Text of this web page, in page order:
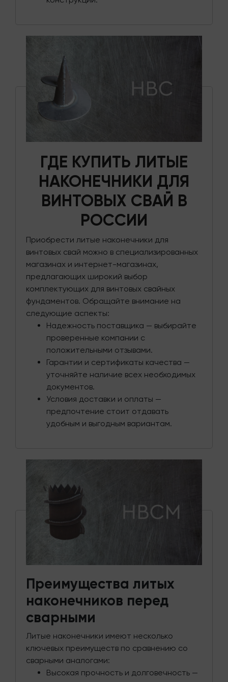
ГДЕ КУПИТЬ ЛИТЫЕ
НАКОНЕЧНИКИ ДЛЯ
ВИНТОВЫХ СВАЙ В
РОССИИ
Приобрести литые наконечники для
винтовых свай можно в специализированных
магазинах и интернет-магазинах,
предлагающих широкий выбор
комплектующих для винтовых свайных
фундаментов. Обращайте внимание на
следующие аспекты:
Надежность поставщика — выбирайте
проверенные компании с
положительными отзывами.
Гарантии и сертификаты качества —
уточняйте наличие всех необходимых
документов.
Условия доставки и оплаты —
предпочтение стоит отдавать
удобным и выгодным вариантам.
Преимущества литых
наконечников перед
сварными
Литые наконечники имеют несколько
ключевых преимуществ по сравнению со
сварными аналогами:
Высокая прочность и долговечность —